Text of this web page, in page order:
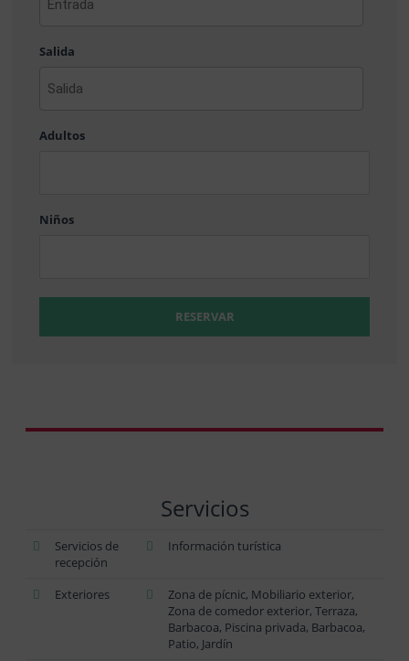
AAAA
MM
DD
Salida
AAAA
MM
Adultos
Niños
RESERVAR
Servicios
Servicios de
recepción
Información turística
Exteriores
Zona de pícnic, Mobiliario exterior,
Zona de comedor exterior, Terraza,
Barbacoa, Piscina privada, Barbacoa,
Patio, Jardín